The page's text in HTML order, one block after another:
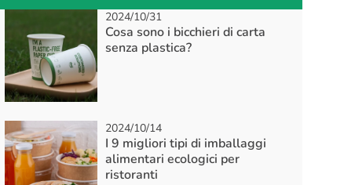
2024/10/31
Cosa sono i bicchieri di carta
senza plastica?
2024/10/14
I 9 migliori tipi di imballaggi
alimentari ecologici per
ristoranti